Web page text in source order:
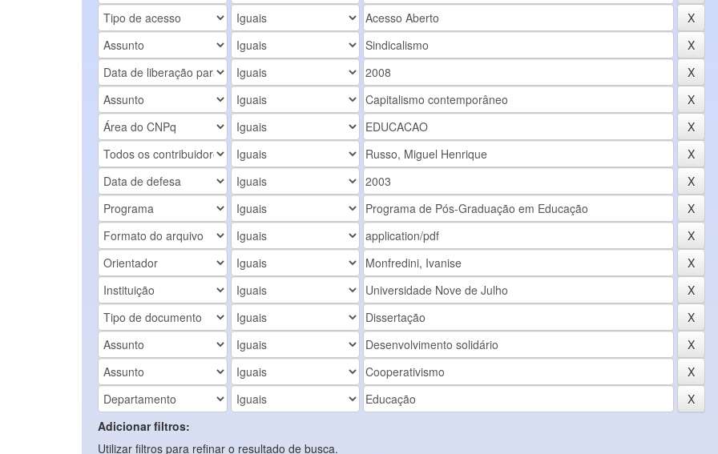
Adicionar filtros:
Utilizar filtros para refinar o resultado de busca.